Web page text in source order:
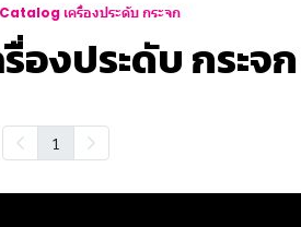
Catalog เครื่องประดับ กระจก
องประดับ กระจก
1